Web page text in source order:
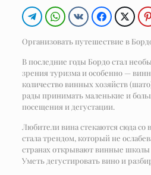
Организовать путешествие в
В последние годы Бордо стал
зрения туризма и особенно —
количество винных хозяйств
рады принимать маленькие и
посещения и дегустации.
Любители вина стекаются сюда со
стала трендом, который не
странах открывают винные
Уметь дегустировать вино и